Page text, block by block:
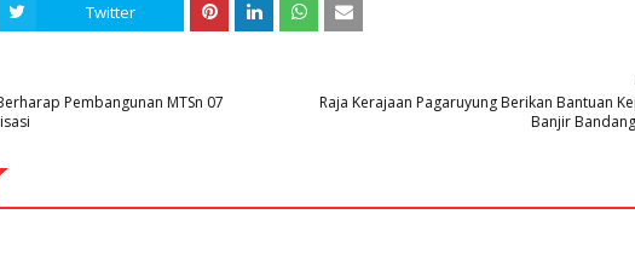
Twitter
Raja Kerajaan Pagaruyung Berikan Bantuan
Banjir
Pembangunan MTSn 07